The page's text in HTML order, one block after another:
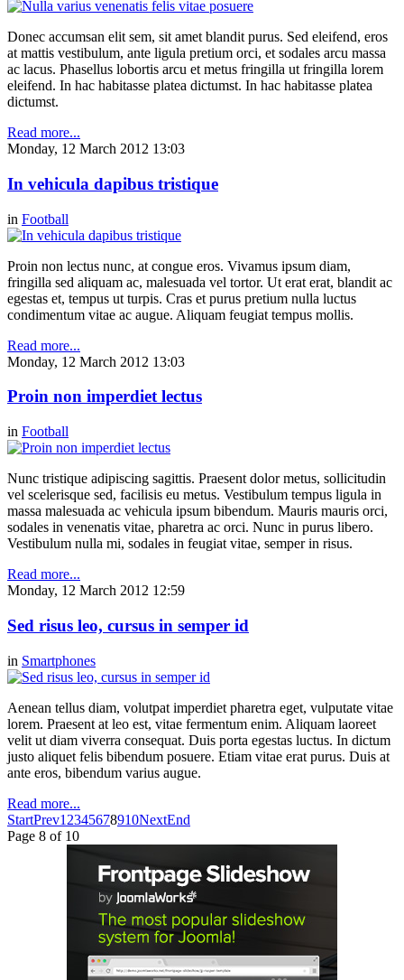
Donec accumsan elit sem, sit amet blandit purus. Sed eleifend, eros
at mattis vestibulum, ante ligula pretium orci, et sodales arcu massa
ac lacus. Phasellus lobortis arcu et metus fringilla ut fringilla lorem
eleifend. In hac habitasse platea dictumst. In hac habitasse platea
dictumst.
Read more...
Monday, 12 March 2012 13:03
In vehicula dapibus tristique
in Football
Proin non lectus nunc, at congue eros. Vivamus ipsum diam,
fringilla sed aliquam ac, malesuada vel tortor. Ut erat erat, blandit ac
egestas et, tempus ut turpis. Cras et purus pretium nulla luctus
condimentum vitae ac augue. Aliquam feugiat tempus mollis.
Read more...
Monday, 12 March 2012 13:03
Proin non imperdiet lectus
in Football
Nunc tristique adipiscing sagittis. Praesent dolor metus, sollicitudin
vel scelerisque sed, facilisis eu metus. Vestibulum tempus ligula in
massa malesuada ac vehicula ipsum bibendum. Mauris mauris orci,
sodales in venenatis vitae, pharetra ac orci. Nunc in purus libero.
Vestibulum nulla mi, sodales in feugiat vitae, semper in risus.
Read more...
Monday, 12 March 2012 12:59
Sed risus leo, cursus in semper id
in Smartphones
Aenean tellus diam, volutpat imperdiet pharetra eget, vulputate vitae
lorem. Praesent at leo est, vitae fermentum enim. Aliquam laoreet
velit ut diam viverra consequat. Duis porta egestas luctus. In dictum
justo aliquet felis bibendum posuere. Etiam vitae erat purus. Duis at
ante eros, bibendum varius augue.
Read more...
StartPrev1 2345678910NextEnd
Page 8 of 10